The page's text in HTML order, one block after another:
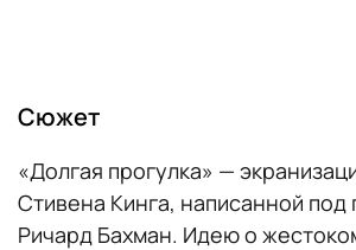
Сюжет
«Долгая прогулка» —
Стивена Кинга, написанной
Ричард Бахман. Идею о